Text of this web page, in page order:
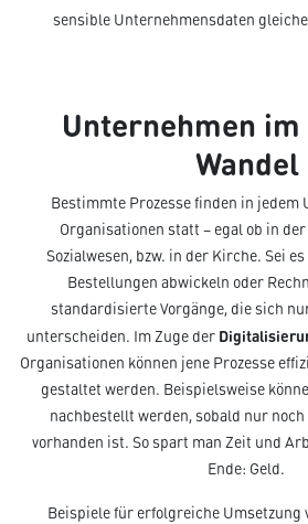
sensible Unternehmensdaten
Unternehmen
Wandel
Bestimmte Prozesse finden in jedem
Organisationen statt – egal ob in
Sozialwesen, bzw. in der Kirche. Sei
Bestellungen abwickeln oder
standardisierte Vorgänge, die sich
unterscheiden. Im Zuge der
Organisationen können jene Prozesse
gestaltet werden. Beispielsweise
nachbestellt werden, sobald nur
vorhanden ist. So spart man Zeit und
Ende: Geld.
Beispiele für erfolgreiche